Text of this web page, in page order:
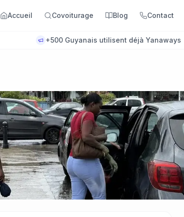
Accueil Covoiturage Blog Contact
+500 Guyanais utilisent déjà Yanaways